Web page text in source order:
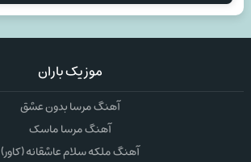
موزیک باران
آهنگ مرسا بدون عشق
آهنگ مرسا ماسک
آهنگ ملکه سلام عاشقانه (کاور)